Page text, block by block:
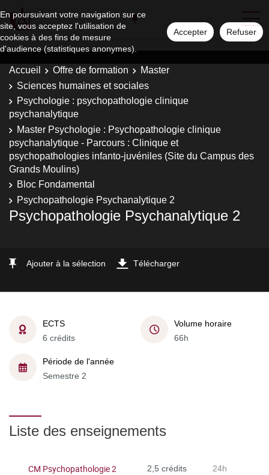
En poursuivant votre navigation sur ce
site, vous acceptez l'utilisation de
cookies à des fins de mesure
d'audience (statistiques anonymes).
Accepter Refuser
Accueil Offre de formation
Master
Sciences humaines et sociales
Psychologie : psychopathologie clinique
psychanalytique
Master Psychologie : Psychopathologie clinique
psychanalytique - Parcours : Clinique et
psychopathologies infanto-juvéniles (Site du Campus des
Grands Moulins)
Bloc Fondamental
Psychopathologie Psychanalytique 2
Psychopathologie Psychanalytique 2
Ajouter à la sélection Télécharger
ECTS
6 crédits
Volume horaire
66h
Période de l'année
Semestre 2
Liste des enseignements
CM Psychopathologie 2 2,5 crédits 24h